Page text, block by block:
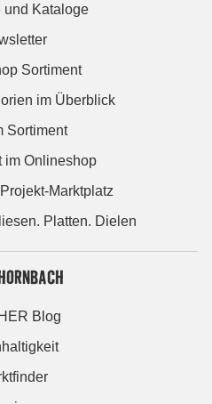
und Kataloge
Sortiment
im Überblick
Sortiment
im Onlineshop
Marktplatz
Platten. Dielen
Blog